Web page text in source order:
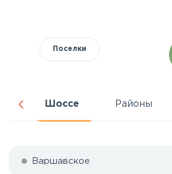
Поселки
Шоссе Районы
Варшавское